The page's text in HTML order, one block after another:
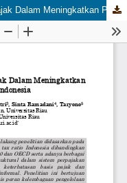
Analisis Kelembagaan Pengelolaan Pajak Dalam Meningkatkan Penerimaan Negara di Indonesia